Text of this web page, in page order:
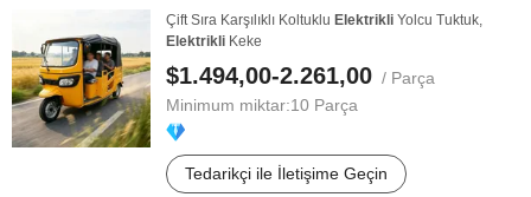
Çift Sıra Karşılıklı Koltuklu Elektrikli Yolcu Tuktuk,
Elektrikli Keke
$1.494,00-2.261,00 / Parça
Minimum miktar:10 Parça
Tedarikçi ile İletişime Geçin